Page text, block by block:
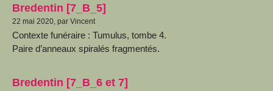
Bredentin [7_B_5]
22 mai 2020, par Vincent
Contexte funéraire : Tumulus, tombe 4.
Paire d’anneaux spiralés fragmentés.
Bredentin [7_B_6 et 7]